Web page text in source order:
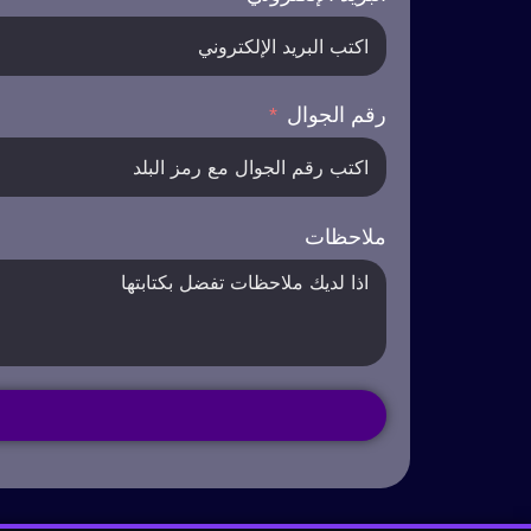
رقم الجوال
ملاحظات